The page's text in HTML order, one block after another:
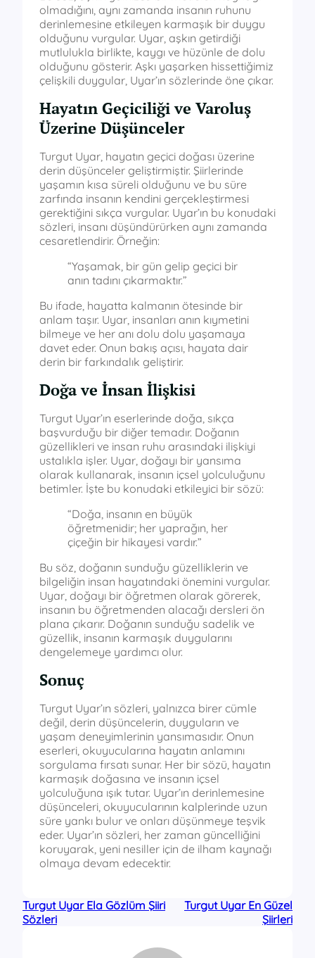
olmadığını, aynı zamanda insanın ruhunu
derinlemesine etkileyen karmaşık bir duygu
olduğunu vurgular. Uyar, aşkın getirdiği
mutlulukla birlikte, kaygı ve hüzünle de dolu
olduğunu gösterir. Aşkı yaşarken hissettiğimiz
çelişkili duygular, Uyar’ın sözlerinde öne çıkar.
Hayatın Geçiciliği ve Varoluş
Üzerine Düşünceler
Turgut Uyar, hayatın geçici doğası üzerine
derin düşünceler geliştirmiştir. Şiirlerinde
yaşamın kısa süreli olduğunu ve bu süre
zarfında insanın kendini gerçekleştirmesi
gerektiğini sıkça vurgular. Uyar’ın bu konudaki
sözleri, insanı düşündürürken aynı zamanda
cesaretlendirir. Örneğin:
“Yaşamak, bir gün gelip geçici bir
anın tadını çıkarmaktır.”
Bu ifade, hayatta kalmanın ötesinde bir
anlam taşır. Uyar, insanları anın kıymetini
bilmeye ve her anı dolu dolu yaşamaya
davet eder. Onun bakış açısı, hayata dair
derin bir farkındalık geliştirir.
Doğa ve İnsan İlişkisi
Turgut Uyar’ın eserlerinde doğa, sıkça
başvurduğu bir diğer temadır. Doğanın
güzellikleri ve insan ruhu arasındaki ilişkiyi
ustalıkla işler. Uyar, doğayı bir yansıma
olarak kullanarak, insanın içsel yolculuğunu
betimler. İşte bu konudaki etkileyici bir sözü:
“Doğa, insanın en büyük
öğretmenidir; her yaprağın, her
çiçeğin bir hikayesi vardır.”
Bu söz, doğanın sunduğu güzelliklerin ve
bilgeliğin insan hayatındaki önemini vurgular.
Uyar, doğayı bir öğretmen olarak görerek,
insanın bu öğretmenden alacağı dersleri ön
plana çıkarır. Doğanın sunduğu sadelik ve
güzellik, insanın karmaşık duygularını
dengelemeye yardımcı olur.
Sonuç
Turgut Uyar’ın sözleri, yalnızca birer cümle
değil, derin düşüncelerin, duyguların ve
yaşam deneyimlerinin yansımasıdır. Onun
eserleri, okuyucularına hayatın anlamını
sorgulama fırsatı sunar. Her bir sözü, hayatın
karmaşık doğasına ve insanın içsel
yolculuğuna ışık tutar. Uyar’ın derinlemesine
düşünceleri, okuyucularının kalplerinde uzun
süre yankı bulur ve onları düşünmeye teşvik
eder. Uyar’ın sözleri, her zaman güncelliğini
koruyarak, yeni nesiller için de ilham kaynağı
olmaya devam edecektir.
Turgut Uyar Ela Gözlüm Şiiri
Sözleri
Turgut Uyar En Güzel
Şiirleri